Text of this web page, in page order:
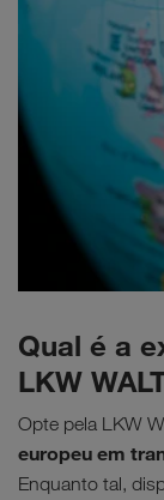
Qual é a
LKW
Opte pela LKW
europeu em
Enquanto tal,